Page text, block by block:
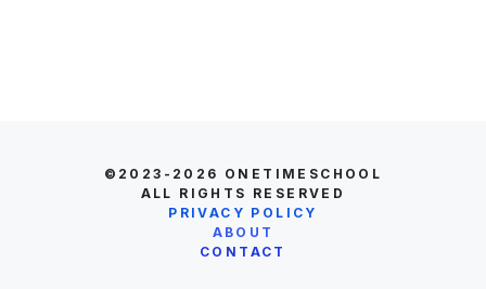
©2023-2026 ONETIMESCHOOL
ALL RIGHTS RESERVED
PRIVACY POLICY
ABOUT
CONTACT